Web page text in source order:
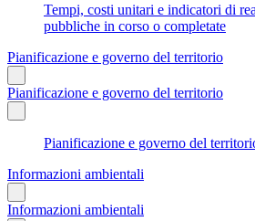
Tempi, costi unitari e indicatori di
pubbliche in corso o completate
Pianificazione e governo del territorio
Pianificazione e governo del territorio
Pianificazione e governo del
Informazioni ambientali
Informazioni ambientali